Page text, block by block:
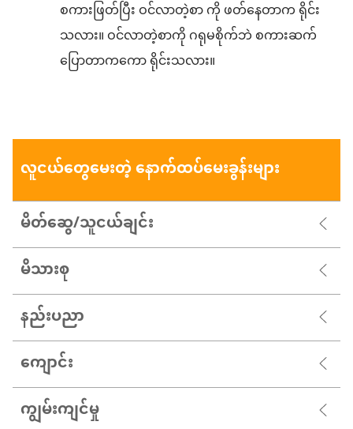
စကားဖြတ်ပြီး ဝင်လာတဲ့စာ ကို ဖတ်နေတာက ရိုင်း
သလား။ ဝင်လာတဲ့စာကို ဂရုမစိုက်ဘဲ စကားဆက်
ပြောတာကကော ရိုင်းသလား။
လူငယ်တွေမေးတဲ့ နောက်ထပ်မေးခွန်းများ
မိတ်ဆွေ/သူငယ်ချင်း
မိသားစု
နည်းပညာ
ကျောင်း
ကျွမ်းကျင်မှု